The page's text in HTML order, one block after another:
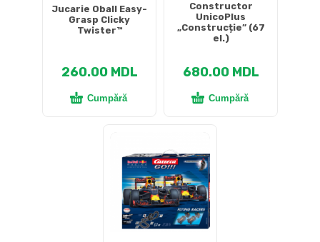
Jucarie Oball Easy-
Grasp Clicky
Twister™
260.00 MDL
Cumpără
Constructor
UnicoPlus
„Construcție” (67
el.)
680.00 MDL
Cumpără